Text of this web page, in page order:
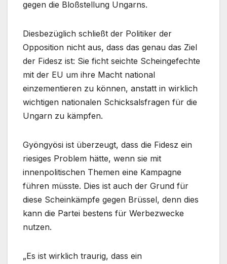
gegen die Bloßstellung Ungarns.
Diesbezüglich schließt der Politiker der
Opposition nicht aus, dass das genau das Ziel
der Fidesz ist: Sie ficht seichte Scheingefechte
mit der EU um ihre Macht national
einzementieren zu können, anstatt in wirklich
wichtigen nationalen Schicksalsfragen für die
Ungarn zu kämpfen.
Gyöngyösi ist überzeugt, dass die Fidesz ein
riesiges Problem hätte, wenn sie mit
innenpolitischen Themen eine Kampagne
führen müsste. Dies ist auch der Grund für
diese Scheinkämpfe gegen Brüssel, denn dies
kann die Partei bestens für Werbezwecke
nutzen.
„Es ist wirklich traurig, dass ein